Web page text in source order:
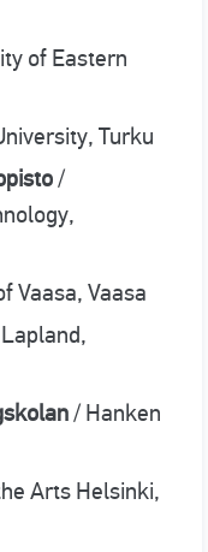
of Eastern
Turku
/
Vaasa, Vaasa
/ Hanken
Arts Helsinki,